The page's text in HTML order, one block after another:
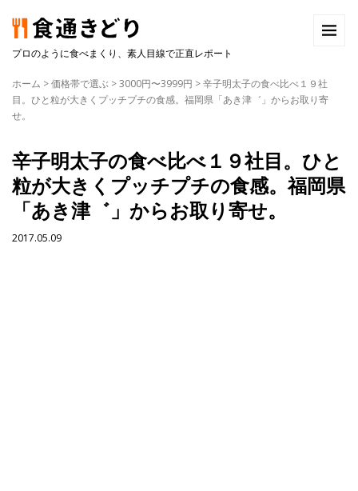
プロのように食べまくり、素人目線で正直レポート
ホーム >価格帯で選ぶ >3000円〜3999円 >辛子明太子の食べ比べ１９社
目。ひと粒が大きくプッチプチの食感。福岡県「あき津゛」からお取り寄
せ。
辛子明太子の食べ比べ１９社目。ひと
粒が大きくプッチプチの食感。福岡県
「あき津゛」からお取り寄せ。
2017.05.09